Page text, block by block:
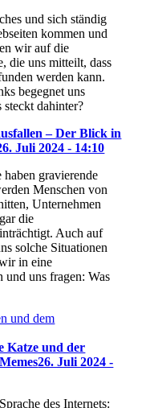
und sich ständig
kommen und
wir auf die
die uns mitteilt, dass
werden kann.
begegnet uns
dahinter?
– Der Blick in
Juli 2024 - 14:10
gravierende
Menschen von
Unternehmen
die
Auch auf
solche Situationen
in eine
und uns fragen: Was
Katze und der
26. Juli 2024 -
des Internets: